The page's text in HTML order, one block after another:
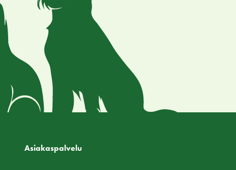
Asiakaspalvelu